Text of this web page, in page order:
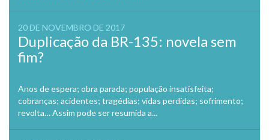
20 DE NOVEMBRO DE 2017
Duplicação da BR-135: novela sem
fim?
Anos de espera; obra parada; população insatisfeita;
cobranças; acidentes; tragédias; vidas perdidas; sofrimento;
revolta… Assim pode ser resumida a...